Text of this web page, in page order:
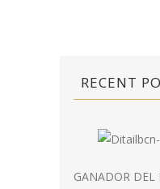
RECENT
GANADOR DEL